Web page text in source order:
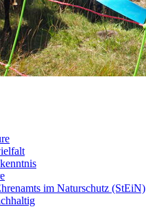
im Naturschutz (StEiN)